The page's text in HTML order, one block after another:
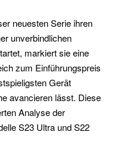
neuesten Serie ihren
unverbindlichen
markiert sie eine
zum Einführungspreis
Gerät
avancieren lässt. Diese
Analyse der
S23 Ultra und S22